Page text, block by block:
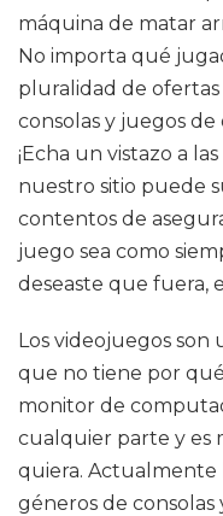
máquina de matar
No importa qué
pluralidad de ofertas
consolas y juegos
¡Echa un vistazo a
nuestro sitio puede
contentos de
juego sea como
deseaste que fuera,
Los videojuegos
que no tiene por
monitor de
cualquier parte y es
quiera. Actualmente
géneros de